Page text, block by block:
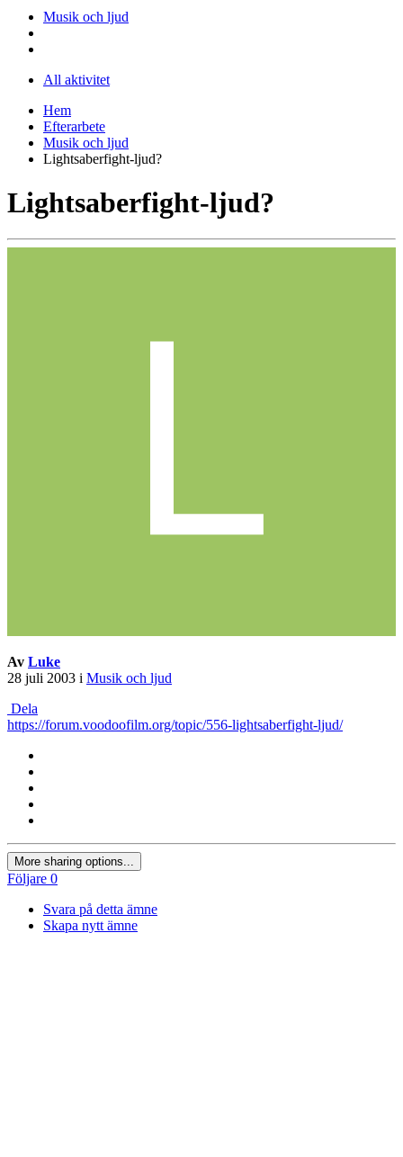
Musik och ljud
All aktivitet
Hem
Efterarbete
Musik och ljud
Lightsaberfight-ljud?
Lightsaberfight-ljud?
Av Luke
28 juli 2003 i Musik och ljud
Dela
https://forum.voodoofilm.org/topic/556-lightsaberfight-ljud/
More sharing options...
Följare 0
Svara på detta ämne
Skapa nytt ämne